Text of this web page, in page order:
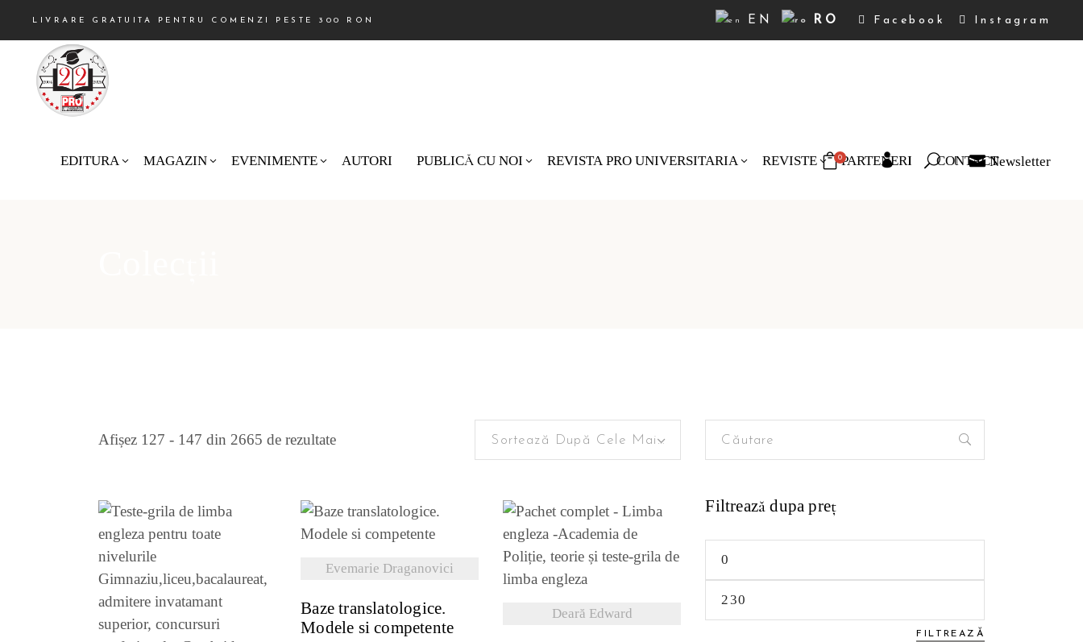
LIVRARE GRATUITA PENTRU COMENZI PESTE 300 RON EN RO Facebook Instagram
EDITURA MAGAZIN EVENIMENTE AUTORI PUBLICĂ CU NOI REVISTA PRO UNIVERSITARIA REVISTE PARTENERI CONTACT
0 Newsletter
Afișez 127 - 147 din 2665 de rezultateSortat
cele
recente
Sortează După Cele Mai Recente
VEZI DETALII
Evemarie Draganovici
VEZI DETALII
Baze translatologice.
Modele si competente
Deară Edward
VEZI DETALII
Filtrează dupa preţ
FILTREAZĂ